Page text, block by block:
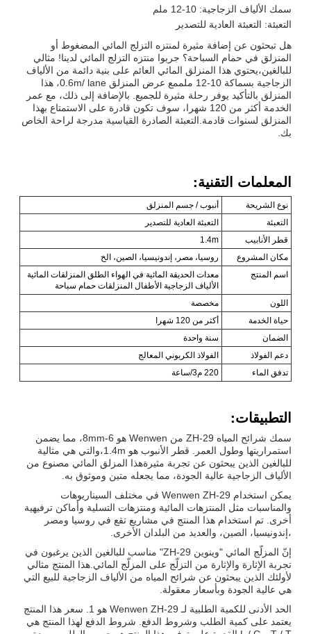
سمك الألياف الزجاجية: 10-12 ملم
التعبئة: التعبئة العادية للتصدير
هل تبحثون عن إضافة مثيرة لمنتزه التزلج المائي المضغوط أو
المنزلق في حمام السباحة؟ جربوا منتزه التزلج المائي لدينا! مثالي
للبالغين،يحتوي هذا المنزلق المائي العائم على بنية دائمة من الألياف
الزجاجية بسماكة 10-12 ملممع عرض المنزلق 0.6m/ lane، هذا
المنزلق بالتأكيد يوفر رحلة مثيرة للجميع. بالإضافة إلى ذلك، مع عمر
الخدمة أكثر من 120 شهرا، سوف تكون قادرة على الاستمتاع بهذا
المنزلق لسنوات قادمة.التعبئة الصادرة القياسية مدرجة لراحة الخاص
بك.
المعلمات التقنية:
نوع الشريحة
أنبوب / جسم المنزلق
التعبئة
التعبئة العادية للتصدير
قطر الأنابيب
1.4m
مكان المشروع
روسيا، مصر، إندونيسيا، الصين، الخ
اسم المنتج
معدات الحديقة المائية في الهواء الطلق المنزلقات المائية
الألياف الزجاجية الأطفال المنزلقات حمام سباحة
اللون
مخصصة
حياة الخدمة
أكثر من 120 شهرا
الضمان
سنة واحدة
دعم الفولاذ
الفولاذ الكربوني المعالج
تدفق الماء
220 م3/ساعة
التطبيقات:
سمك شرائح المياه ZH-29 من Wenwen هو 6-8mm، مما يضمن
استمراريتها وطول العمر. قطر الأنبوب هو 1.4m،والتي هي مثالية
للبالغين الذين يبحثون عن تجربة مثيرةهذا المزلق المائي مصنوع من
الألياف الزجاجية عالية الجودة، مما يجعله متين وموثوق به.
يمكن استخدام Wenwen ZH-29 في مختلف السيناريوهات
والمناسبات مثل المنتزهات المائية ومنتزهات التسلية وأماكن ترفيهية
أخرى. تم استخدام هذا المنتج في مشاريع تقع في روسيا ومصر
،إندونيسيا، الصين، والعديد من البلدان الأخرى.
إنّ المزلّج المائي "وينوين ZH-29" مناسب للبالغين الذين يرغبون في
تجربة الإثارة والإثارة من التزلّج على المزلّج المائي.هذا المنتج مثالي
لأولئك الذين يبحثون عن شرائح المياه من الألياف الزجاجية للبيع التي
هي عالية الجودة وبأسعار معقولة.
الحد الأدنى للكمية الطلبية لـ Wenwen ZH-29 هو 1. سعر هذا المنتج
يعتمد على كمية الطلب وشروط الدفع. شروط الدفع لهذا المنتج هي